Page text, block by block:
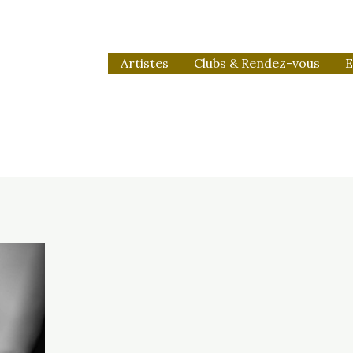
Artistes Clubs & Rendez-vous